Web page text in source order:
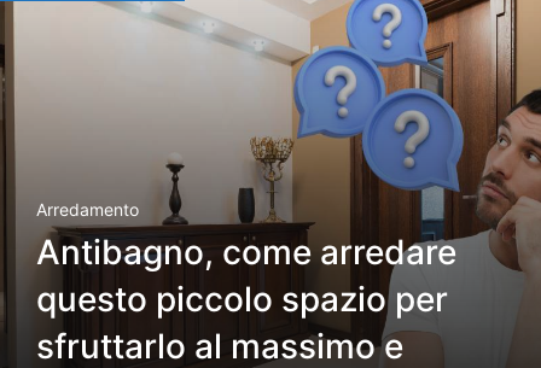
Arredamento
Antibagno, come arredare
questo piccolo spazio per
sfruttarlo al massimo e